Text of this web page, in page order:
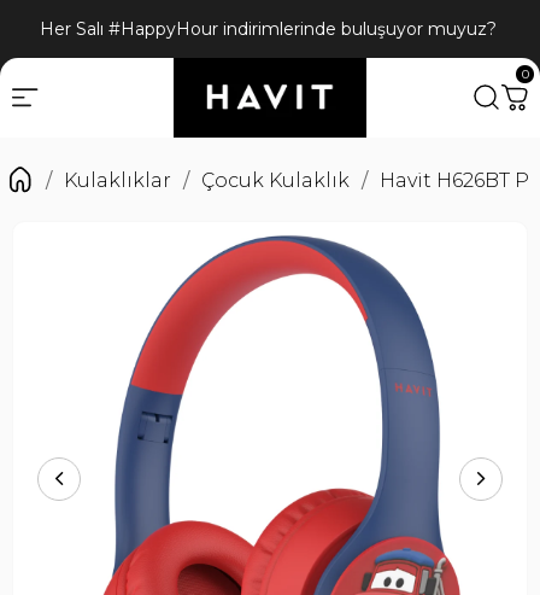
Her Salı #HappyHour indirimlerinde buluşuyor muyuz?
0
Kulaklıklar Çocuk Kulaklık